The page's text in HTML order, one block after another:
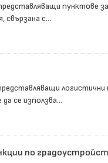
пунктове
свързана с...
логистични
се използва...
по